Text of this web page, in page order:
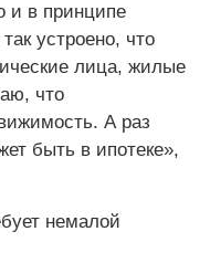
и в принципе
устроено, что
лица, жилые
что
А раз
быть в ипотеке»,
немалой